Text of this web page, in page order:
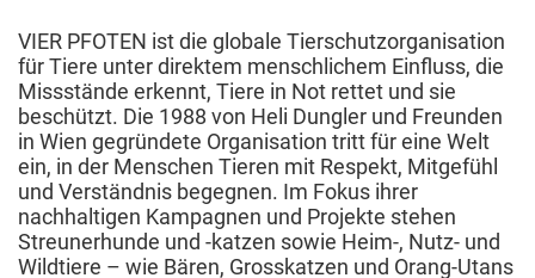
VIER PFOTEN ist die globale Tierschutzorganisation
für Tiere unter direktem menschlichem Einfluss, die
Missstände erkennt, Tiere in Not rettet und sie
beschützt. Die 1988 von Heli Dungler und Freunden
in Wien gegründete Organisation tritt für eine Welt
ein, in der Menschen Tieren mit Respekt, Mitgefühl
und Verständnis begegnen. Im Fokus ihrer
nachhaltigen Kampagnen und Projekte stehen
Streunerhunde und -katzen sowie Heim-, Nutz- und
Wildtiere – wie Bären, Grosskatzen und Orang-Utans